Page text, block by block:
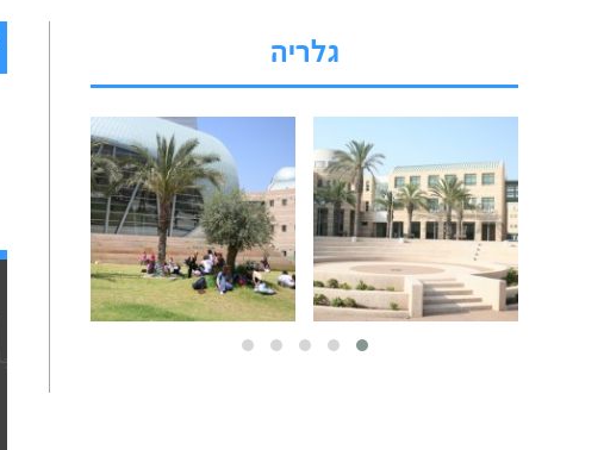
גלריה